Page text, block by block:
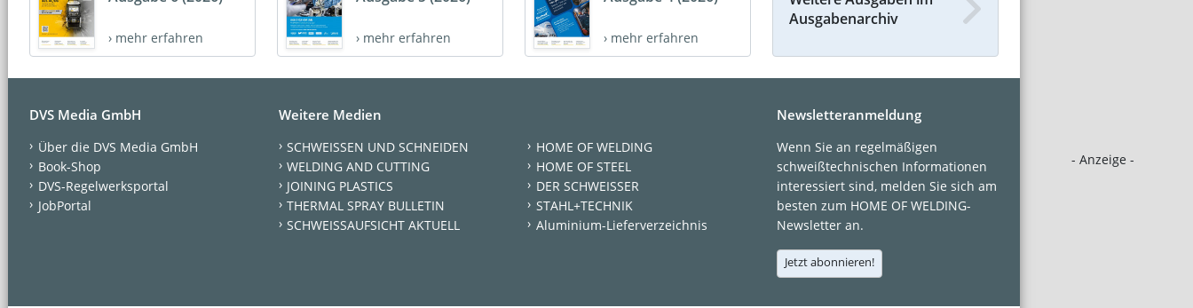
- Anzeige -
› mehr erfahren › mehr erfahren › mehr erfahren
Ausgabenarchiv
DVS Media GmbH
Über die DVS Media GmbH
Book-Shop
DVS-Regelwerksportal
JobPortal
Weitere Medien
SCHWEISSEN UND SCHNEIDEN
WELDING AND CUTTING
JOINING PLASTICS
THERMAL SPRAY BULLETIN
SCHWEISSAUFSICHT AKTUELL
HOME OF WELDING
HOME OF STEEL
DER SCHWEISSER
STAHL+TECHNIK
Aluminium-Lieferverzeichnis
Newsletteranmeldung
Wenn Sie an regelmäßigen
schweißtechnischen Informationen
interessiert sind, melden Sie sich am
besten zum HOME OF WELDING-
Newsletter an.
Jetzt abonnieren!